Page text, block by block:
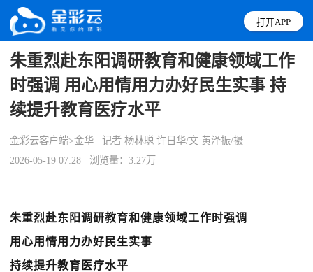
打开APP
朱重烈赴东阳调研教育和健康领域工作
时强调 用心用情用力办好民生实事 持
续提升教育医疗水平
金彩云客户端>金华
记者 杨林聪 许日华/文 黄泽振/摄
2026-05-19 07:28
浏览量：3.27万
朱重烈赴东阳调研教育和健康领域工作时强调
用心用情用力办好民生实事
持续提升教育医疗水平